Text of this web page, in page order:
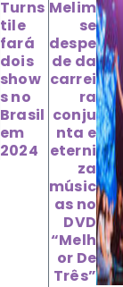
Turns
tile
fará
dois
show
s no
Brasil
em
2024
Melim
se
despe
de da
carrei
ra
conju
nta e
eterni
za
músic
as no
DVD
“Melh
or De
Três”